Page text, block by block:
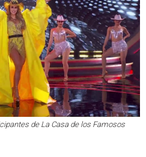
de La Casa de los Famosos